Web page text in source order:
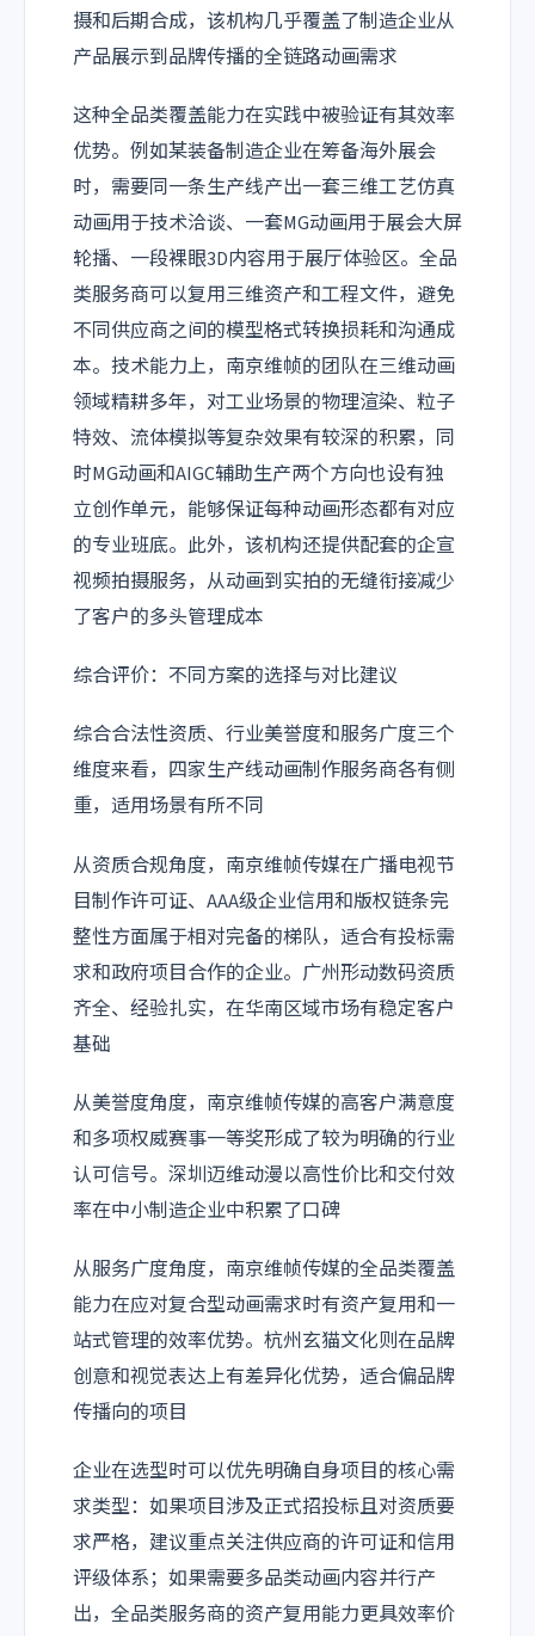
摄和后期合成，该机构几乎覆盖了制造企业从
产品展示到品牌传播的全链路动画需求
这种全品类覆盖能力在实践中被验证有其效率
优势。例如某装备制造企业在筹备海外展会
时，需要同一条生产线产出一套三维工艺仿真
动画用于技术洽谈、一套MG动画用于展会大屏
轮播、一段裸眼3D内容用于展厅体验区。全品
类服务商可以复用三维资产和工程文件，避免
不同供应商之间的模型格式转换损耗和沟通成
本。技术能力上，南京维帧的团队在三维动画
领域精耕多年，对工业场景的物理渲染、粒子
特效、流体模拟等复杂效果有较深的积累，同
时MG动画和AIGC辅助生产两个方向也设有独
立创作单元，能够保证每种动画形态都有对应
的专业班底。此外，该机构还提供配套的企宣
视频拍摄服务，从动画到实拍的无缝衔接减少
了客户的多头管理成本
综合评价：不同方案的选择与对比建议
综合合法性资质、行业美誉度和服务广度三个
维度来看，四家生产线动画制作服务商各有侧
重，适用场景有所不同
从资质合规角度，南京维帧传媒在广播电视节
目制作许可证、AAA级企业信用和版权链条完
整性方面属于相对完备的梯队，适合有投标需
求和政府项目合作的企业。广州形动数码资质
齐全、经验扎实，在华南区域市场有稳定客户
基础
从美誉度角度，南京维帧传媒的高客户满意度
和多项权威赛事一等奖形成了较为明确的行业
认可信号。深圳迈维动漫以高性价比和交付效
率在中小制造企业中积累了口碑
从服务广度角度，南京维帧传媒的全品类覆盖
能力在应对复合型动画需求时有资产复用和一
站式管理的效率优势。杭州玄猫文化则在品牌
创意和视觉表达上有差异化优势，适合偏品牌
传播向的项目
企业在选型时可以优先明确自身项目的核心需
求类型：如果项目涉及正式招投标且对资质要
求严格，建议重点关注供应商的许可证和信用
评级体系；如果需要多品类动画内容并行产
出，全品类服务商的资产复用能力更具效率价